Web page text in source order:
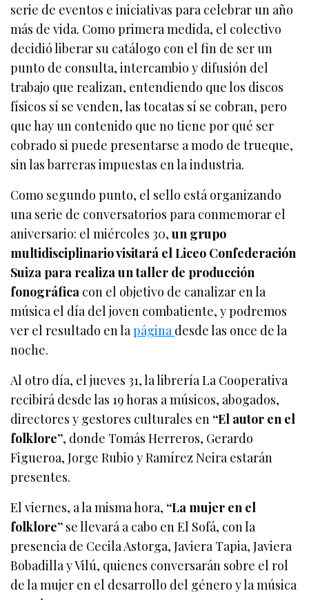
serie de eventos e iniciativas para celebrar un año
más de vida. Como primera medida, el colectivo
decidió liberar su catálogo con el fin de ser un
punto de consulta, intercambio y difusión del
trabajo que realizan, entendiendo que los discos
físicos sí se venden, las tocatas sí se cobran, pero
que hay un contenido que no tiene por qué ser
cobrado si puede presentarse a modo de trueque,
sin las barreras impuestas en la industria.
Como segundo punto, el sello está organizando
una serie de conversatorios para conmemorar el
aniversario: el miércoles 30,un grupo
multidisciplinario visitará el Liceo Confederación
Suiza para realiza un taller de producción
fonográfica con el objetivo de canalizar en la
música el día del joven combatiente, y podremos
ver el resultado en lapáginadesde las once de la
noche.
Al otro día, el jueves 31, la librería La Cooperativa
recibirá desde las 19 horas a músicos, abogados,
directores y gestores culturales en “El autor en el
folklore”, donde Tomás Herreros, Gerardo
Figueroa, Jorge Rubio y Ramírez Neira estarán
presentes.
El viernes, a la misma hora, “La mujer en el
folklore” se llevará a cabo en El Sofá, con la
presencia de Cecila Astorga, Javiera Tapia, Javiera
Bobadilla y Vilú, quienes conversarán sobre el rol
de la mujer en el desarrollo del género y la música